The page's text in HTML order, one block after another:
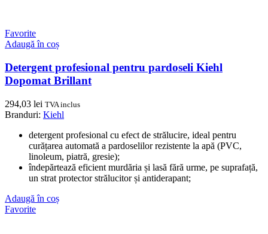
Favorite
Adaugă în coș
Detergent profesional pentru pardoseli Kiehl
Dopomat Brillant
294,03 lei TVA inclus
Branduri: Kiehl
detergent profesional cu efect de strălucire, ideal pentru
curățarea automată a pardoselilor rezistente la apă (PVC,
linoleum, piatră, gresie);
îndepărtează eficient murdăria și lasă fără urme, pe suprafață,
un strat protector strălucitor și antiderapant;
Adaugă în coș
Favorite